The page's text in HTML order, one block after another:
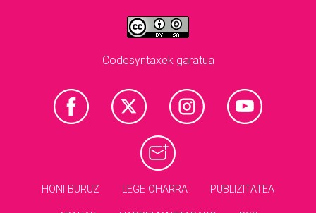
Codesyntaxek garatua
HONI BURUZ LEGE OHARRA PUBLIZITATEA